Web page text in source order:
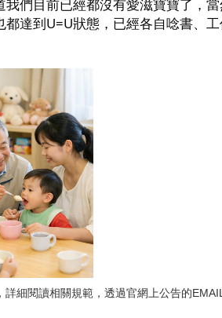
們目前已經都沒有愛滋寶寶了，
達到U=U狀態，已經各自唸書、
，詳細閱讀相關規範，透過官網上公告的